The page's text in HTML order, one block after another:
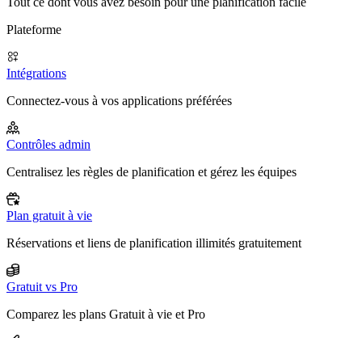
Plateforme
Intégrations
Connectez-vous à vos applications préférées
Contrôles admin
Centralisez les règles de planification et gérez les équipes
Plan gratuit à vie
Réservations et liens de planification illimités gratuitement
Gratuit vs Pro
Comparez les plans Gratuit à vie et Pro